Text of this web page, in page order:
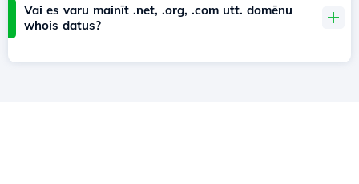
Vai es varu mainīt .net, .org, .com utt. domēnu
whois datus?